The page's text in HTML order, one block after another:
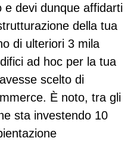
e devi dunque affidarti
della tua
di ulteriori 3 mila
ad hoc per la tua
scelto di
È noto, tra gli
sta investendo 10